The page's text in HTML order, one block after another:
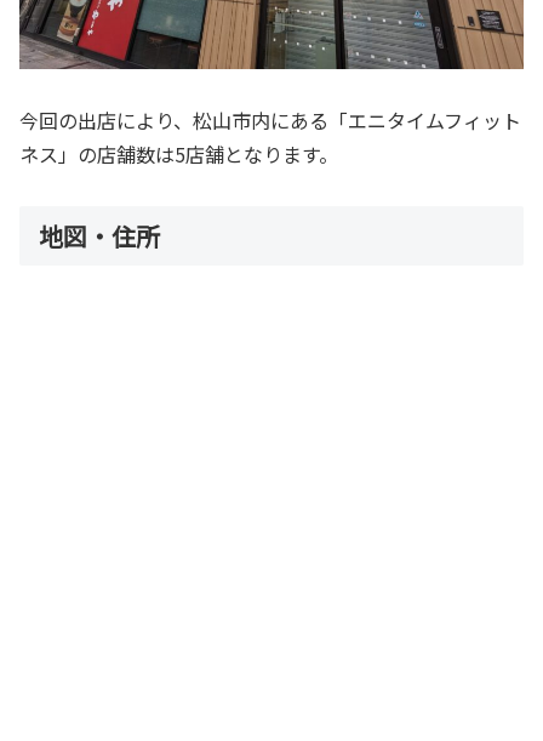
今回の出店により、松山市内にある「エニタイムフィット
ネス」の店舗数は5店舗となります。
地図・住所